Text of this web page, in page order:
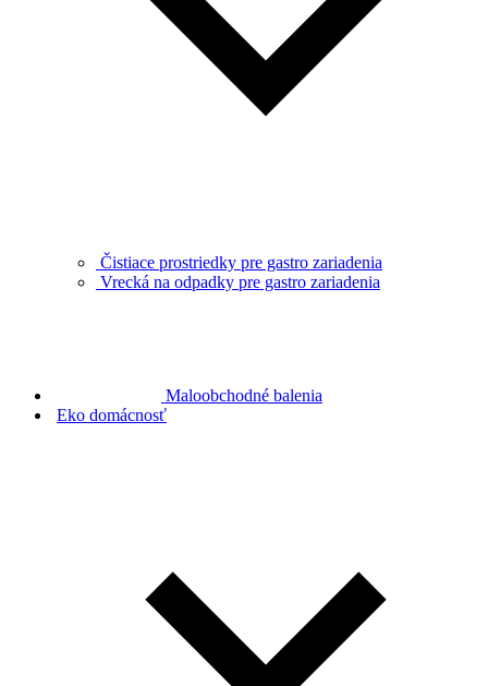
Čistiace prostriedky pre gastro zariadenia
Vrecká na odpadky pre gastro zariadenia
Maloobchodné balenia
Eko domácnosť